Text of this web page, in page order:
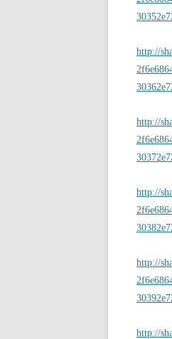
http://
http://
http://
http://
http://